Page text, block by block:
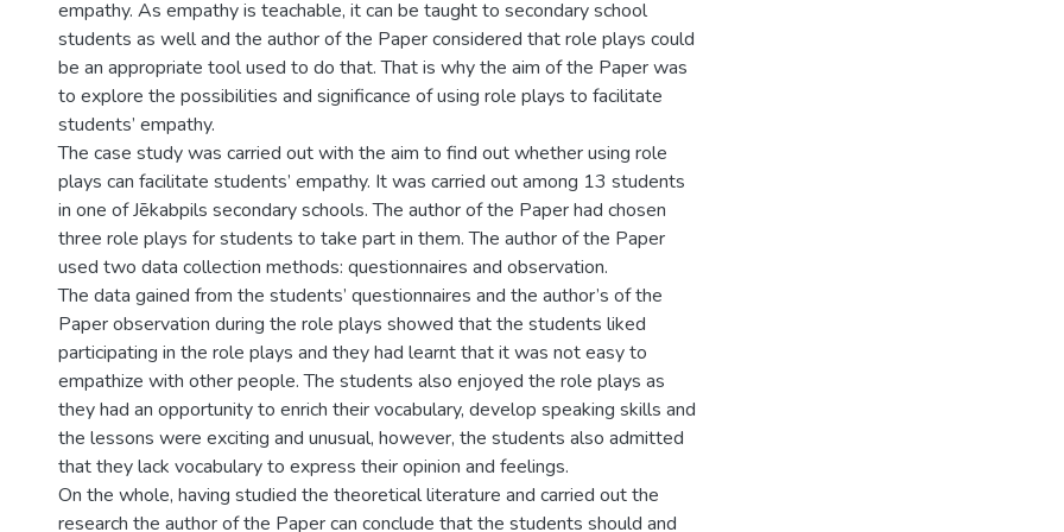
empathy. As empathy is teachable, it can be taught to secondary school
students as well and the author of the Paper considered that role plays could
be an appropriate tool used to do that. That is why the aim of the Paper was
to explore the possibilities and significance of using role plays to facilitate
students’ empathy.
The case study was carried out with the aim to find out whether using role
plays can facilitate students’ empathy. It was carried out among 13 students
in one of Jēkabpils secondary schools. The author of the Paper had chosen
three role plays for students to take part in them. The author of the Paper
used two data collection methods: questionnaires and observation.
The data gained from the students’ questionnaires and the author’s of the
Paper observation during the role plays showed that the students liked
participating in the role plays and they had learnt that it was not easy to
empathize with other people. The students also enjoyed the role plays as
they had an opportunity to enrich their vocabulary, develop speaking skills and
the lessons were exciting and unusual, however, the students also admitted
that they lack vocabulary to express their opinion and feelings.
On the whole, having studied the theoretical literature and carried out the
research the author of the Paper can conclude that the students should and